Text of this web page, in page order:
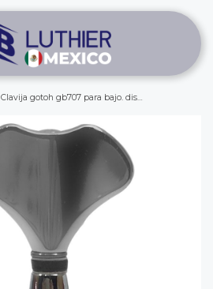
Clavija gotoh gb707 para bajo. disposicion 1r. color chrome